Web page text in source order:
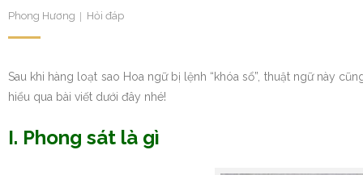
Sổ mơ
Tin tức
Phong Hương Hỏi đáp
Sau khi hàng loạt sao Hoa ngữ bị lệnh “khóa sổ”, thuật ngữ này
hiểu qua bài viết dưới đây nhé!
I. Phong sát là gì